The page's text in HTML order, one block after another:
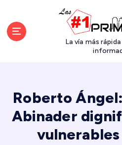
La vía más
Roberto
Abinader